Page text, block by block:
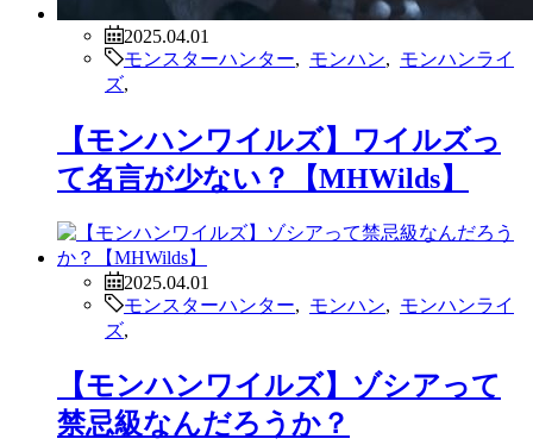
2025.04.01
モンスターハンター
モンハン
モンハンライ
ズ
【モンハンワイルズ】ワイルズっ
て名言が少ない？【MHWilds】
2025.04.01
モンスターハンター
モンハン
モンハンライ
ズ
【モンハンワイルズ】ゾシアって
禁忌級なんだろうか？